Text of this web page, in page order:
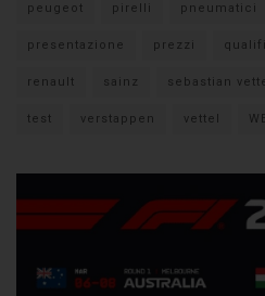
peugeot pirelli pneumatici
presentazione prezzi
renault sainz sebastian
test verstappen vettel